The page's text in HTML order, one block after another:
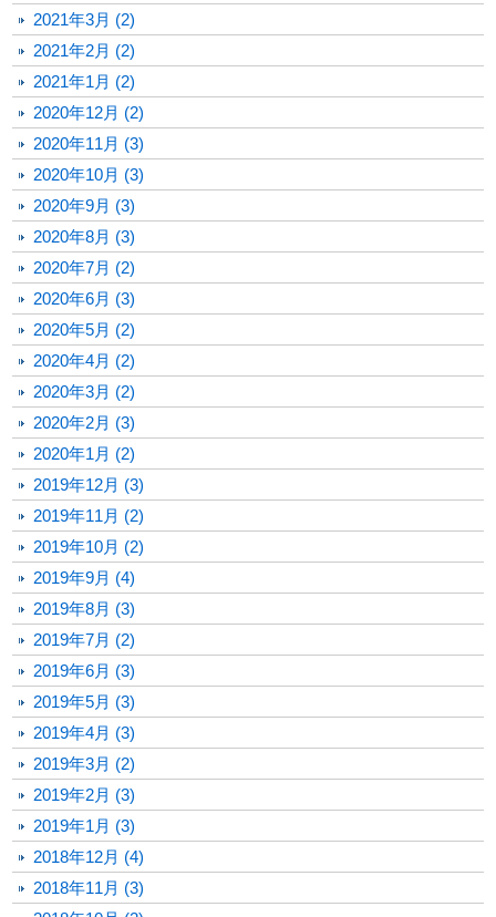
2021年3月 (2)
2021年2月 (2)
2021年1月 (2)
2020年12月 (2)
2020年11月 (3)
2020年10月 (3)
2020年9月 (3)
2020年8月 (3)
2020年7月 (2)
2020年6月 (3)
2020年5月 (2)
2020年4月 (2)
2020年3月 (2)
2020年2月 (3)
2020年1月 (2)
2019年12月 (3)
2019年11月 (2)
2019年10月 (2)
2019年9月 (4)
2019年8月 (3)
2019年7月 (2)
2019年6月 (3)
2019年5月 (3)
2019年4月 (3)
2019年3月 (2)
2019年2月 (3)
2019年1月 (3)
2018年12月 (4)
2018年11月 (3)